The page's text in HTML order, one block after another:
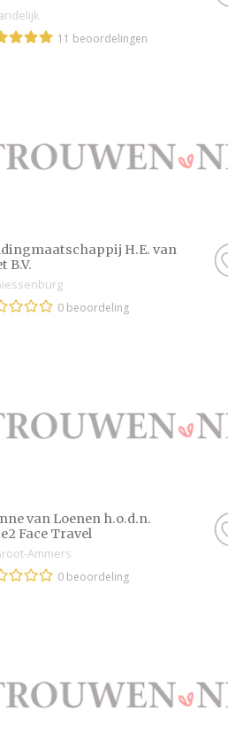
11 beoordelingen
H.E. van
B.V.
0 beoordeling
van Loenen h.o.d.n.
Face Travel
Ammers
0 beoordeling